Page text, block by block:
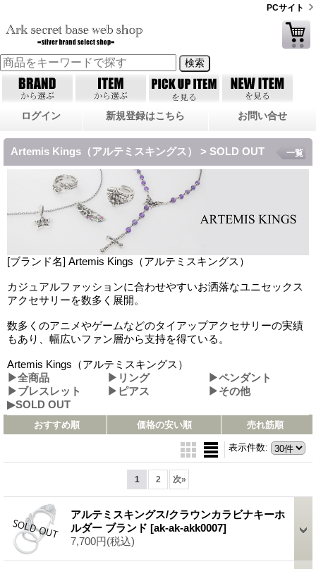
PCサイト
ログイン 新規登録はこちら お問い合せ
Artemis Kings（アルテミスキングス） > SOLD OUT
[ブランド名] Artemis Kings（アルテミスキングス）
カジュアルファッションに合わせやすいお洒落なユニセックス
アクセサリーを数多く展開。
数多くのアニメやゲームなどのタイアップアクセサリーの実績
もあり、幅広いファン層から支持を得ている。
Artemis Kings（アルテミスキングス）
▶全商品
▶リング
▶ペンダント
▶ブレスレット
▶ピアス
▶その他
▶SOLD OUT
一覧
おすすめ順 価格の安い順 売れ筋順
表示件数:
1 2 次»
アルテミスキングス/クラウンカラビナキーホ
ルダー ブランド [ak-ak-akk0007]
7,700円(税込)